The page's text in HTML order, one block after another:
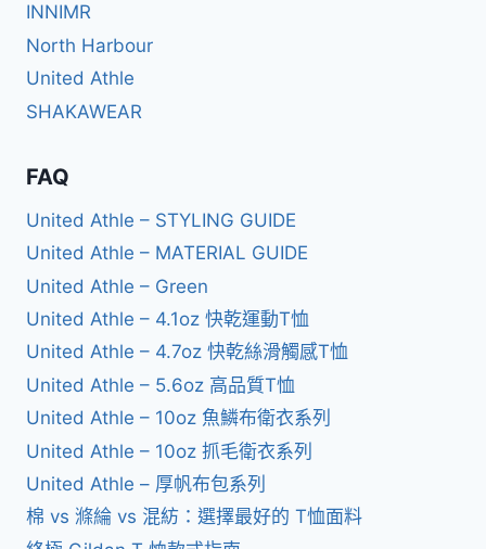
INNIMR
North Harbour
United Athle
SHAKAWEAR
FAQ
United Athle – STYLING GUIDE
United Athle – MATERIAL GUIDE
United Athle – Green
United Athle – 4.1oz 快乾運動T恤
United Athle – 4.7oz 快乾絲滑觸感T恤
United Athle – 5.6oz 高品質T恤
United Athle – 10oz 魚鱗布衛衣系列
United Athle – 10oz 抓毛衛衣系列
United Athle – 厚帆布包系列
棉 vs 滌綸 vs 混紡：選擇最好的 T恤面料